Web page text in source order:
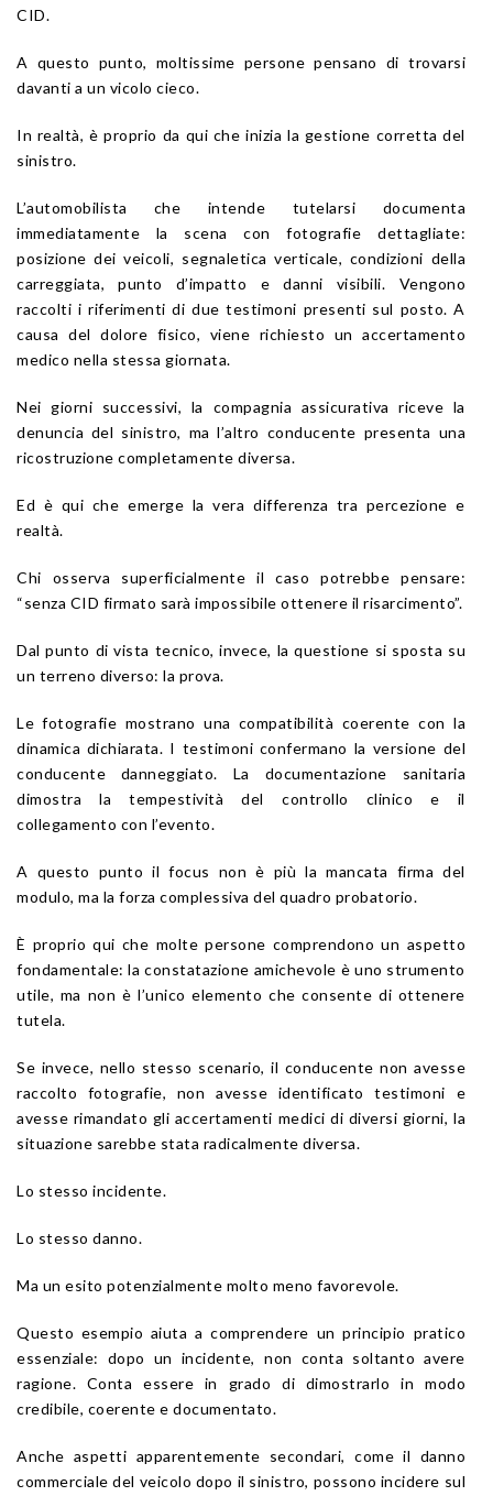
CID.
A questo punto, moltissime persone pensano di trovarsi
davanti a un vicolo cieco.
In realtà, è proprio da qui che inizia la gestione corretta del
sinistro.
L’automobilista che intende tutelarsi documenta
immediatamente la scena con fotografie dettagliate:
posizione dei veicoli, segnaletica verticale, condizioni della
carreggiata, punto d’impatto e danni visibili. Vengono
raccolti i riferimenti di due testimoni presenti sul posto. A
causa del dolore fisico, viene richiesto un accertamento
medico nella stessa giornata.
Nei giorni successivi, la compagnia assicurativa riceve la
denuncia del sinistro, ma l’altro conducente presenta una
ricostruzione completamente diversa.
Ed è qui che emerge la vera differenza tra percezione e
realtà.
Chi osserva superficialmente il caso potrebbe pensare:
“senza CID firmato sarà impossibile ottenere il risarcimento”.
Dal punto di vista tecnico, invece, la questione si sposta su
un terreno diverso: la prova.
Le fotografie mostrano una compatibilità coerente con la
dinamica dichiarata. I testimoni confermano la versione del
conducente danneggiato. La documentazione sanitaria
dimostra la tempestività del controllo clinico e il
collegamento con l’evento.
A questo punto il focus non è più la mancata firma del
modulo, ma la forza complessiva del quadro probatorio.
È proprio qui che molte persone comprendono un aspetto
fondamentale: la constatazione amichevole è uno strumento
utile, ma non è l’unico elemento che consente di ottenere
tutela.
Se invece, nello stesso scenario, il conducente non avesse
raccolto fotografie, non avesse identificato testimoni e
avesse rimandato gli accertamenti medici di diversi giorni, la
situazione sarebbe stata radicalmente diversa.
Lo stesso incidente.
Lo stesso danno.
Ma un esito potenzialmente molto meno favorevole.
Questo esempio aiuta a comprendere un principio pratico
essenziale: dopo un incidente, non conta soltanto avere
ragione. Conta essere in grado di dimostrarlo in modo
credibile, coerente e documentato.
Anche aspetti apparentemente secondari, come il danno
commerciale del veicolo dopo il sinistro, possono incidere sul